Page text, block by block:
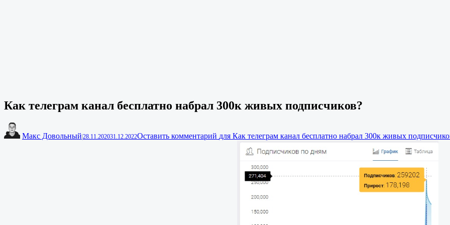
Как телеграм канал бесплатно набрал 300к живых подписчиков?
Макс Довольный|28.11.202031.12.2022Оставить комментарий для Как телеграм канал бесплатно набрал 300к живых